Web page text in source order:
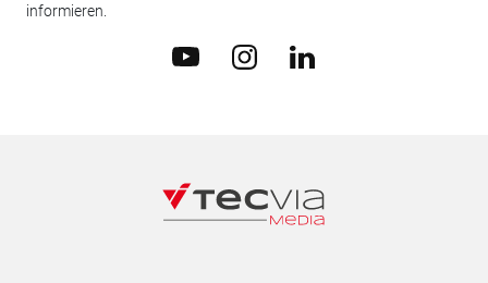
informieren.